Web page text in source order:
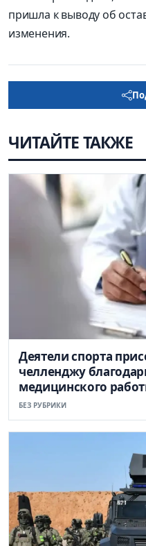
пришла к выводу об
изменения.
ЧИТАЙТЕ ТАКЖЕ
Деятели спорта
челленджу
медицинского
БЕЗ РУБРИКИ